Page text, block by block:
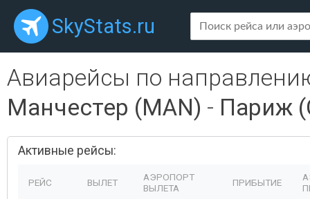
SkyStats.ru
Авиарейсы по
Манчестер (MAN) - Париж
Активные рейсы:
РЕЙС ВЫЛЕТ
АЭРОПОРТ
ВЫЛЕТА
ПРИБЫТИЕ